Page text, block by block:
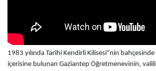
1983 yılında Tarihi Kendirli Kilisesi"nin
içerisine bulunan Gaziantep Öğretmenevinin,